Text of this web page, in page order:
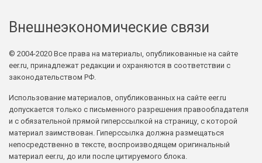
Внешнеэкономические связи
© 2004-2020 Все права на материалы, опубликованные на сайте
eer.ru, принадлежат редакции и охраняются в соответствии с
законодательством РФ.
Использование материалов, опубликованных на сайте eer.ru
допускается только с письменного разрешения правообладателя
и с обязательной прямой гиперссылкой на страницу, с которой
материал заимствован. Гиперссылка должна размещаться
непосредственно в тексте, воспроизводящем оригинальный
материал eer.ru, до или после цитируемого блока.